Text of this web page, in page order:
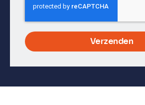
Verzenden